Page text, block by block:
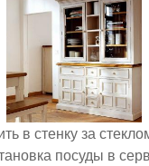
в стенку за
посуды в